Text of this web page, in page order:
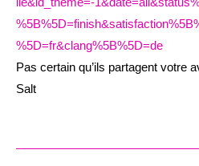
%5D=fr&clang%5B%5D=de
Pas certain qu’ils partagent votre
Salt